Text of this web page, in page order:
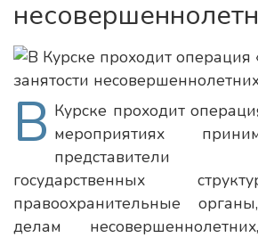
В Курске проходит
мероприятиях
представители
государственных
правоохранительные
делам